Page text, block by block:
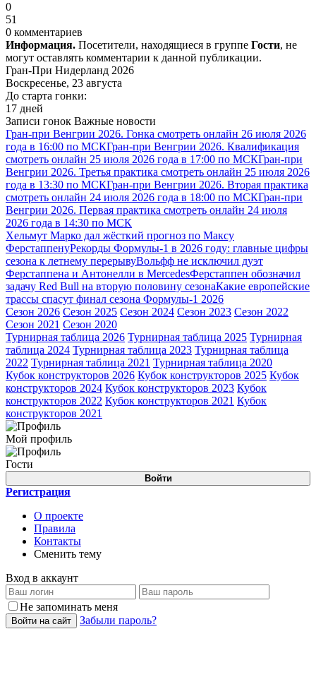
0
51
0 комментариев
Информация. Посетители, находящиеся в группе Гости, не
могут оставлять комментарии к данной публикации.
Гран-При Нидерланд 2026
Воскресенье, 23 августа
До старта гонки:
17 дней
Записи гонок Важные новости
Гран-при Венгрии 2026. Гонка смотреть онлайн 26 июля 2026
года в 16:00 по МСКГран-при Венгрии 2026. Квалификация
смотреть онлайн 25 июля 2026 года в 17:00 по МСКГран-при
Венгрии 2026. Третья практика смотреть онлайн 25 июля 2026
года в 13:30 по МСКГран-при Венгрии 2026. Вторая практика
смотреть онлайн 24 июля 2026 года в 18:00 по МСКГран-при
Венгрии 2026. Первая практика смотреть онлайн 24 июля
2026 года в 14:30 по МСК
Хельмут Марко дал жёсткий прогноз по Максу
ФерстаппенуРекорды Формулы-1 в 2026 году: главные цифры
сезона к летнему перерывуВольфф не исключил дуэт
Ферстаппена и Антонелли в MercedesФерстаппен обозначил
задачу Red Bull на вторую половину сезонаКакие европейские
трассы спасут финал сезона Формулы-1 2026
Сезон 2026 Сезон 2025 Сезон 2024 Сезон 2023 Сезон 2022
Сезон 2021 Сезон 2020
Турнирная таблица 2026 Турнирная таблица 2025 Турнирная
таблица 2024 Турнирная таблица 2023 Турнирная таблица
2022 Турнирная таблица 2021 Турнирная таблица 2020
Кубок конструкторов 2026 Кубок конструкторов 2025 Кубок
конструкторов 2024 Кубок конструкторов 2023 Кубок
конструкторов 2022 Кубок конструкторов 2021 Кубок
конструкторов 2021
Мой профиль
Гости
Войти
Регистрация
О проекте
Правила
Контакты
Сменить тему
Вход в аккаунт
Не запоминать меня
Войти на сайт Забыли пароль?